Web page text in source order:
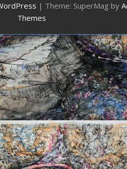
| Theme: SuperMag by
Themes